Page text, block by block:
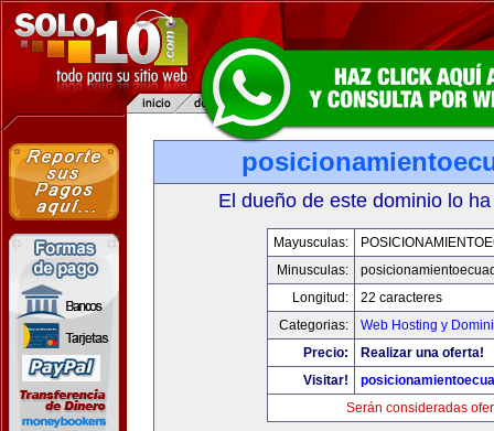
El dueño de este dominio lo
Mayusculas:
Minusculas:
Longitud:
22 caracteres
Categorias:
Web Hosting y
Precio:
Realizar una oferta!
Visitar!
Serán consideradas